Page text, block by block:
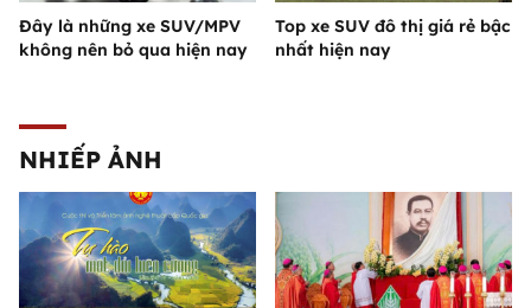
Đây là những xe SUV/MPV
không nên bỏ qua hiện nay
Top xe SUV đô thị giá rẻ bậc
nhất hiện nay
NHIẾP ẢNH